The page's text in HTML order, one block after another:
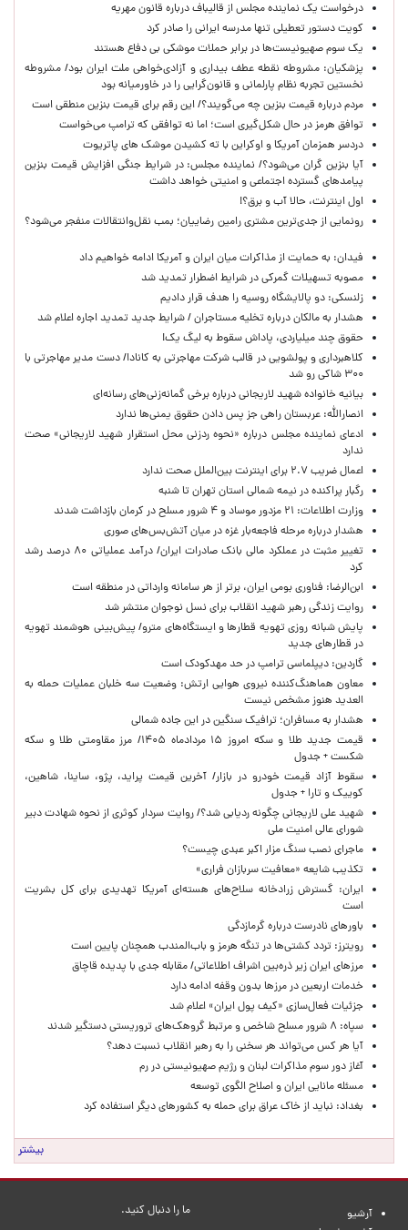
درخواست یک نماینده مجلس از قالیباف درباره قانون مهریه
کویت دستور تعطیلی تنها مدرسه ایرانی را صادر کرد
یک‌ سوم صهیونیست‌ها در برابر حملات موشکی بی دفاع هستند
پزشکیان: مشروطه نقطه عطف بیداری و آزادی‌خواهی ملت ایران بود/ مشروطه
نخستین تجربه نظام پارلمانی و قانون‌گرایی را در خاورمیانه بود
مردم درباره قیمت بنزین چه می‌گویند؟/ این رقم برای قیمت بنزین منطقی است
توافق هرمز در حال شکل‌گیری است؛ اما نه توافقی که ترامپ می‌خواست
دردسر همزمان آمریکا و اوکراین با ته کشیدن موشک های پاتریوت
آیا بنزین گران می‌شود؟/ نماینده مجلس: در شرایط جنگی افزایش قیمت بنزین
پیامدهای گسترده اجتماعی و امنیتی خواهد داشت
اول اینترنت، حالا آب و برق؟!
رونمایی از جدی‌ترین مشتری رامین رضاییان؛ بمب نقل‌وانتقالات منفجر می‌شود؟
فیدان: به حمایت از مذاکرات میان ایران و آمریکا ادامه خواهیم داد
مصوبه تسهیلات گمرکی در شرایط اضطرار تمدید شد
زلنسکی: دو پالایشگاه روسیه را هدف قرار دادیم
هشدار به مالکان درباره تخلیه مستاجران / شرایط جدید تمدید اجاره اعلام شد
حقوق چند میلیاردی، پاداش سقوط به لیگ یک!
کلاهبرداری و پولشویی در قالب شرکت مهاجرتی به کانادا/ دست مدیر مهاجرتی با
۳۰۰ شاکی رو شد
بیانیه خانواده شهید لاریجانی درباره برخی گمانه‌زنی‌های رسانه‌ای
انصارالله: عربستان راهی جز پس دادن حقوق یمنی‌ها ندارد
ادعای نماینده مجلس درباره «نحوه ردزنی محل استقرار شهید لاریجانی» صحت
ندارد
اعمال ضریب ۲.۷ برای اینترنت بین‌الملل صحت ندارد
رگبار پراکنده در نیمه شمالی استان تهران تا شنبه
وزارت اطلاعات: ۲۱ مزدور موساد و ۴ شرور مسلح در کرمان بازداشت شدند
هشدار درباره مرحله فاجعه‌بار غزه در میان آتش‌بس‌های صوری
تغییر مثبت در عملکرد مالی بانک صادرات ایران/ درآمد عملیاتی ۸۰ درصد رشد
کرد
ابن‌الرضا: فناوری بومی ایران، برتر از هر سامانه وارداتی در منطقه است
روایت زندگی رهبر شهید انقلاب برای نسل نوجوان منتشر شد
پایش شبانه روزی تهویه قطارها و ایستگاه‌های مترو/ پیش‌بینی هوشمند تهویه
در قطارهای جدید
گاردین: دیپلماسی ترامپ در حد مهدکودک است
معاون هماهنگ‌کننده نیروی هوایی ارتش: وضعیت سه خلبان عملیات حمله به
العدید هنوز مشخص نیست
هشدار به مسافران؛ ترافیک سنگین در این جاده شمالی
قیمت جدید طلا و سکه امروز ۱۵ مردادماه ۱۴۰۵/ مرز مقاومتی طلا و سکه
شکست + جدول
سقوط آزاد قیمت خودرو در بازار/ آخرین قیمت پراید، پژو، ساینا، شاهین،
کوییک و تارا + جدول
شهید علی لاریجانی چگونه ردیابی شد؟/ روایت سردار کوثری از نحوه شهادت دبیر
شورای عالی امنیت ملی
ماجرای نصب سنگ مزار اکبر عبدی چیست؟
تکذیب شایعه «معافیت سربازان فراری»
ایران: گسترش زرادخانه سلاح‌های هسته‌ای آمریکا تهدیدی برای کل بشریت
است
باورهای نادرست درباره گرمازدگی
رویترز: تردد کشتی‌ها در تنگه هرمز و باب‌المندب همچنان پایین است
مرزهای ایران زیر ذره‌بین اشراف اطلاعاتی/ مقابله جدی با پدیده قاچاق
خدمات اربعین در مرزها بدون وقفه ادامه دارد
جزئیات فعال‌سازی «کیف پول ایران» اعلام شد
سپاه: ۸ شرور مسلح شاخص و مرتبط گروهک‌های تروریستی دستگیر شدند
آیا هر کس می‌تواند هر سخنی را به رهبر انقلاب نسبت دهد؟
آغاز دور سوم مذاکرات لبنان و رژیم صهیونیستی در رم
مسئله مانایی ایران و اصلاح الگوی توسعه
بغداد: نباید از خاک عراق برای حمله به کشورهای دیگر استفاده کرد
بیشتر
آرشیو
ما را دنبال کنید.